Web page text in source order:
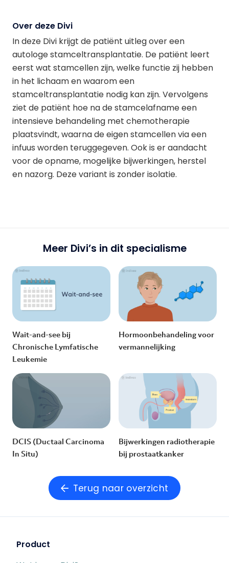
Over deze Divi
In deze Divi krijgt de patiënt uitleg over een
autologe stamceltransplantatie. De patiënt leert
eerst wat stamcellen zijn, welke functie zij hebben
in het lichaam en waarom een
stamceltransplantatie nodig kan zijn. Vervolgens
ziet de patiënt hoe na de stamcelafname een
intensieve behandeling met chemotherapie
plaatsvindt, waarna de eigen stamcellen via een
infuus worden teruggegeven. Ook is er aandacht
voor de opname, mogelijke bijwerkingen, herstel
en nazorg. Deze variant is zonder isolatie.
Meer Divi’s in dit specialisme
Wait-and-see bij
Chronische Lymfatische
Leukemie
Hormoonbehandeling voor
vermannelijking
DCIS (Ductaal Carcinoma
In Situ)
Bijwerkingen radiotherapie
bij prostaatkanker
Terug naar overzicht
Product